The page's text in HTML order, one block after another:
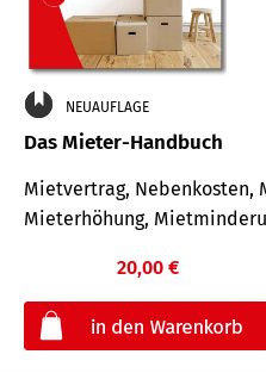
NEUAUFLAGE
Das Mieter-Handbuch
Mietvertrag, Nebenkosten,
Mieterhöhung,
20,00 €